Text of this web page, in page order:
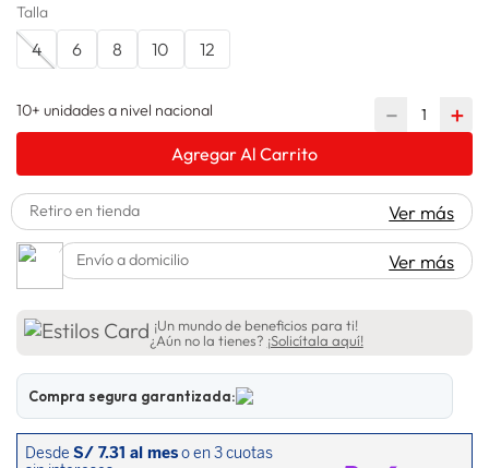
10. lavadora
Talla
4 6 8 10 12
10+ unidades a nivel nacional ＋
－
Agregar Al Carrito
Retiro en tienda Ver más
Envío a domicilio Ver más
¡Un mundo de beneficios para ti!
¿Aún no la tienes? ¡Solicítala aquí!
Compra segura garantizada: